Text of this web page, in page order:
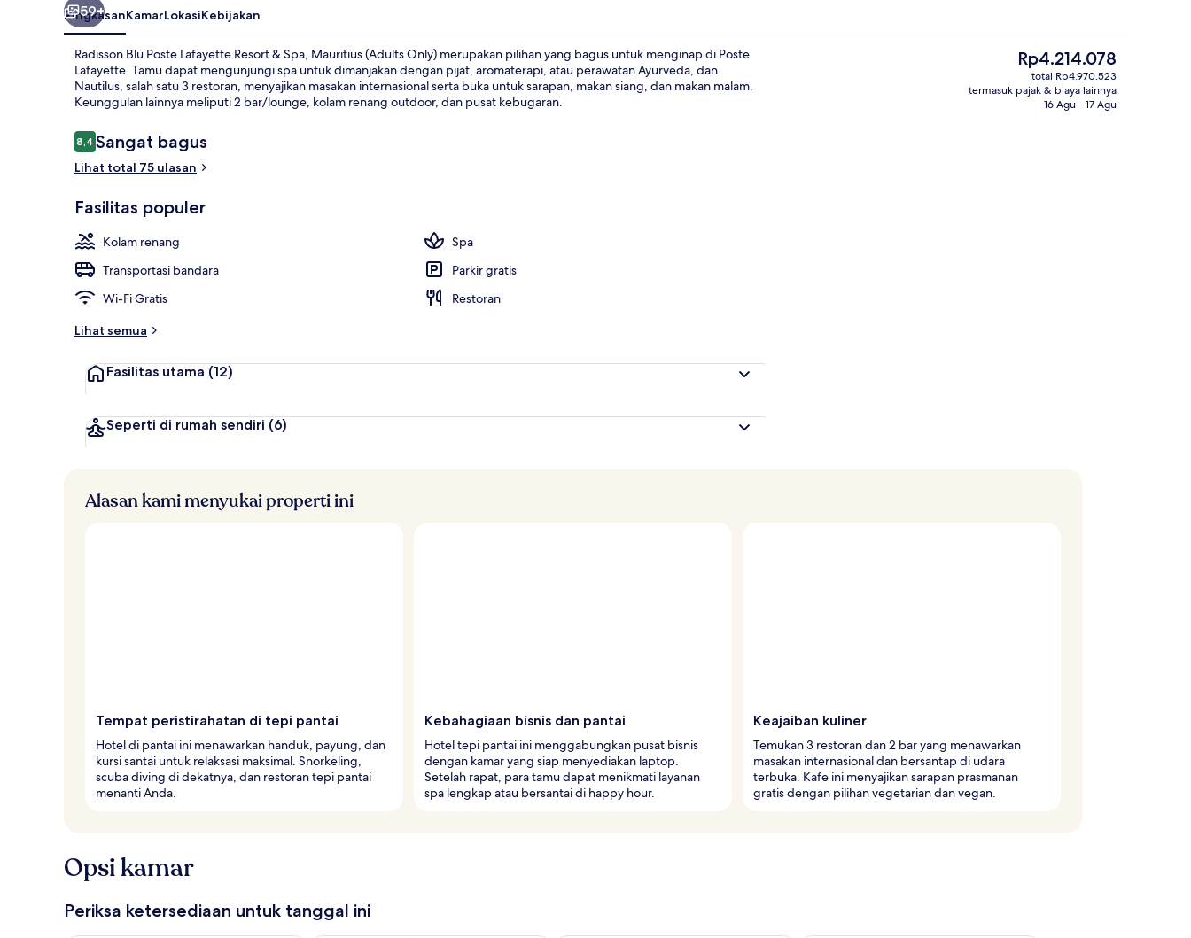
Kamar Superior, menghadap pantai | Minibar, brankas, meja kerja, dan ruang kerja
Eksterior
59+
RingkasanKamarLokasiKebijakan
Radisson Blu Poste Lafayette Resort & Spa, Mauritius (Adults Only) merupakan pilihan yang bagus untuk menginap di Poste
Lafayette. Tamu dapat mengunjungi spa untuk dimanjakan dengan pijat, aromaterapi, atau perawatan Ayurveda, dan
Nautilus, salah satu 3 restoran, menyajikan masakan internasional serta buka untuk sarapan, makan siang, dan makan malam.
Keunggulan lainnya meliputi 2 bar/lounge, kolam renang outdoor, dan pusat kebugaran.
Ulasan
8,48,4 dari 10
Sangat bagus
Lihat total 75 ulasan
Fasilitas populer
Kolam renang
Spa
Transportasi bandara
Parkir gratis
Wi-Fi Gratis
Restoran
Lihat semua
Fasilitas utama (12)
Seperti di rumah sendiri (6)
Harga
saat
ini
Rp4.214.078
Rp4.214.078
total Rp4.970.523
termasuk pajak & biaya lainnya
16 Agu - 17 Agu
Alasan kami menyukai properti ini
Tempat peristirahatan di tepi pantai
Hotel di pantai ini menawarkan handuk, payung, dan
kursi santai untuk relaksasi maksimal. Snorkeling,
scuba diving di dekatnya, dan restoran tepi pantai
menanti Anda.
Kebahagiaan bisnis dan pantai
Hotel tepi pantai ini menggabungkan pusat bisnis
dengan kamar yang siap menyediakan laptop.
Setelah rapat, para tamu dapat menikmati layanan
spa lengkap atau bersantai di happy hour.
Keajaiban kuliner
Temukan 3 restoran dan 2 bar yang menawarkan
masakan internasional dan bersantap di udara
terbuka. Kafe ini menyajikan sarapan prasmanan
gratis dengan pilihan vegetarian dan vegan.
Opsi kamar
Periksa ketersediaan untuk tanggal ini